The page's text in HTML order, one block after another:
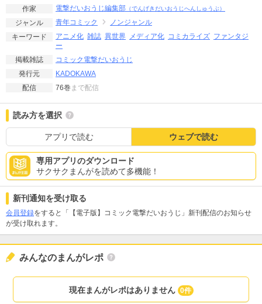
作家 電撃だいおうじ編集部 （でんげきだいおうじへんしゅうぶ）
ジャンル 青年コミック
ノンジャンル
キーワード
アニメ化 雑誌 異世界 メディア化 コミカライズ ファンタジ
ー
掲載雑誌
コミック電撃だいおうじ
発行元
KADOKAWA
配信
76巻 まで配信
読み方を選択
アプリで読む ウェブで読む
専用アプリのダウンロード
サクサクまんがを読めて多機能！
新刊通知を受け取る
会員登録をすると「【電子版】コミック電撃だいおうじ」新刊配信のお知らせ
が受け取れます。
みんなのまんがレポ
現在まんがレポはありません 0件